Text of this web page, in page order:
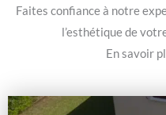
Faites confiance à notre
l’esthétique de
En savoir